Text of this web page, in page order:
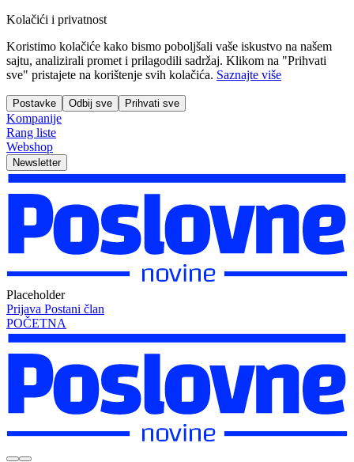
Kolačići i privatnost
Koristimo kolačiće kako bismo poboljšali vaše iskustvo na našem
sajtu, analizirali promet i prilagodili sadržaj. Klikom na "Prihvati
sve" pristajete na korištenje svih kolačića. Saznajte više
Postavke Odbij sve Prihvati sve
Kompanije
Rang liste
Webshop
Newsletter
Placeholder
Prijava Postani član
POČETNA